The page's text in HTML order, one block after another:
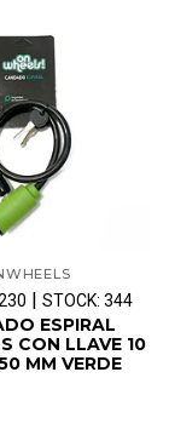
| STOCK: 344
ESPIRAL
CON LLAVE 10
MM VERDE